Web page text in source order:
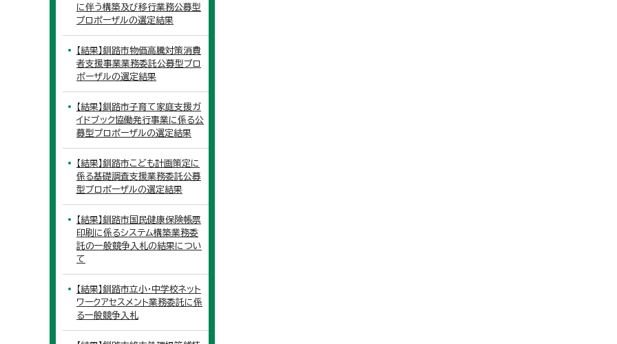
に伴う構築及び移行業務公募型
プロポーザルの選定結果
【結果】釧路市物価高騰対策消費
者支援事業業務委託公募型プロ
ポーザルの選定結果
【結果】釧路市子育て家庭支援ガ
イドブック協働発行事業に係る公
募型プロポーザルの選定結果
【結果】釧路市こども計画策定に
係る基礎調査支援業務委託公募
型プロポーザルの選定結果
【結果】釧路市国民健康保険帳票
印刷に係るシステム構築業務委
託の一般競争入札の結果につい
て
【結果】釧路市立小・中学校ネット
ワークアセスメント業務委託に係
る一般競争入札